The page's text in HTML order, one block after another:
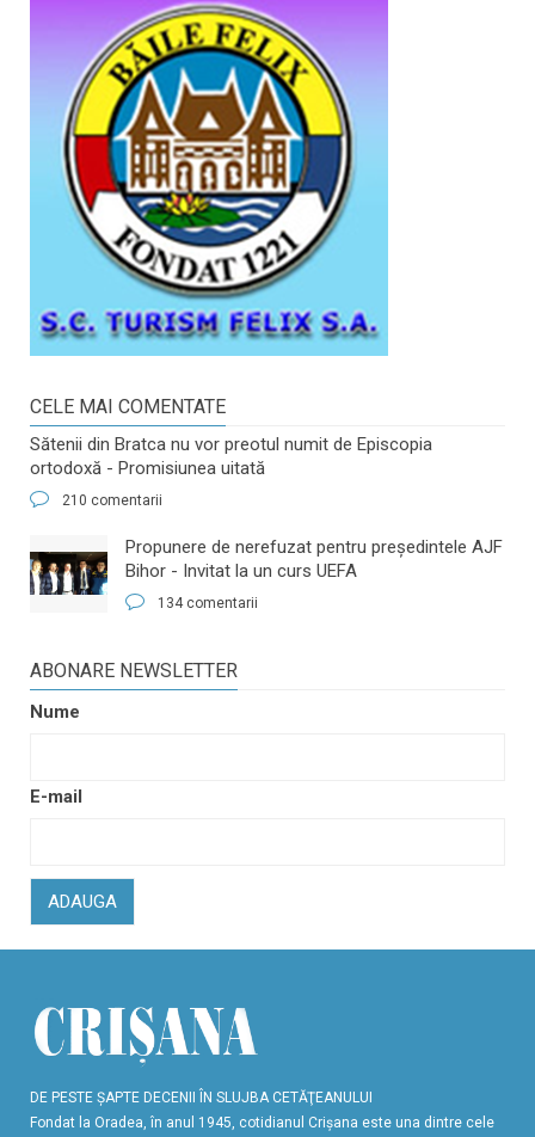
CELE MAI COMENTATE
Sătenii din Bratca nu vor preotul numit de Episcopia
ortodoxă - Promisiunea uitată
210 comentarii
​Propunere de nerefuzat pentru preşedintele AJF
Bihor - Invitat la un curs UEFA
134 comentarii
ABONARE NEWSLETTER
Nume
E-mail
ADAUGA
DE PESTE ŞAPTE DECENII ÎN SLUJBA CETĂŢEANULUI
Fondat la Oradea, în anul 1945, cotidianul Crişana este una dintre cele